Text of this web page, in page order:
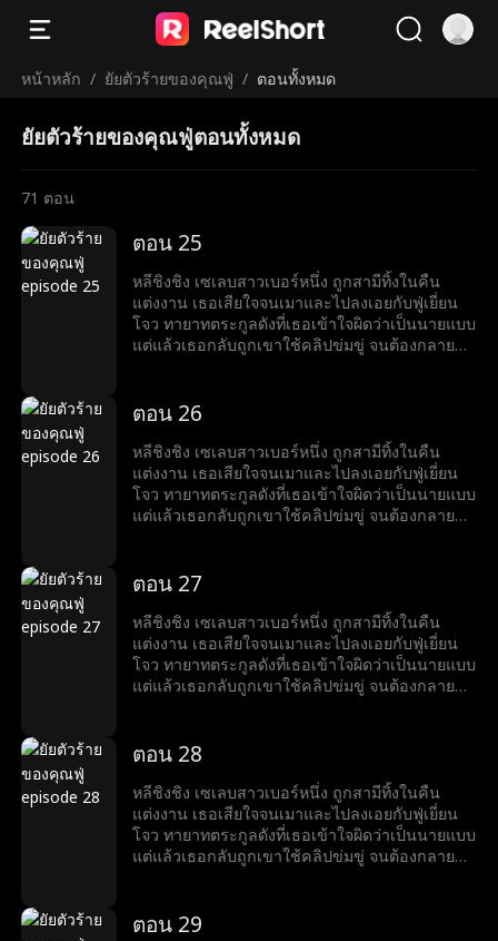
หน้าหลัก / ยัยตัวร้ายของคุณฟู่ / ตอนทั้งหมด
ยัยตัวร้ายของคุณฟู่ตอนทั้งหมด
71 ตอน
ตอน 25
หลีชิงชิง เซเลบสาวเบอร์หนึ่ง ถูกสามีทิ้งในคืน
แต่งงาน เธอเสียใจจนเมาและไปลงเอยกับฟู่เยี่ยน
โจว ทายาทตระกูลดังที่เธอเข้าใจผิดว่าเป็นนายแบบ
แต่แล้วเธอกลับถูกเขาใช้คลิปข่มขู่ จนต้องกลายมา
ตอน 26
หลีชิงชิง เซเลบสาวเบอร์หนึ่ง ถูกสามีทิ้งในคืน
แต่งงาน เธอเสียใจจนเมาและไปลงเอยกับฟู่เยี่ยน
โจว ทายาทตระกูลดังที่เธอเข้าใจผิดว่าเป็นนายแบบ
แต่แล้วเธอกลับถูกเขาใช้คลิปข่มขู่ จนต้องกลายมา
ตอน 27
หลีชิงชิง เซเลบสาวเบอร์หนึ่ง ถูกสามีทิ้งในคืน
แต่งงาน เธอเสียใจจนเมาและไปลงเอยกับฟู่เยี่ยน
โจว ทายาทตระกูลดังที่เธอเข้าใจผิดว่าเป็นนายแบบ
แต่แล้วเธอกลับถูกเขาใช้คลิปข่มขู่ จนต้องกลายมา
ตอน 28
หลีชิงชิง เซเลบสาวเบอร์หนึ่ง ถูกสามีทิ้งในคืน
แต่งงาน เธอเสียใจจนเมาและไปลงเอยกับฟู่เยี่ยน
โจว ทายาทตระกูลดังที่เธอเข้าใจผิดว่าเป็นนายแบบ
แต่แล้วเธอกลับถูกเขาใช้คลิปข่มขู่ จนต้องกลายมา
ตอน 29